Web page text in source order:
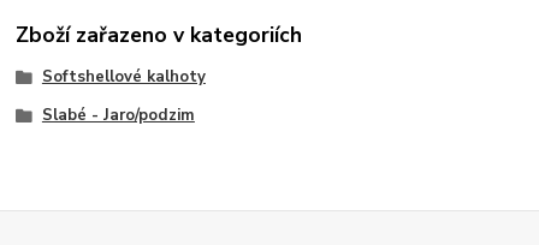
Zboží zařazeno v kategoriích
Softshellové kalhoty
Slabé - Jaro/podzim